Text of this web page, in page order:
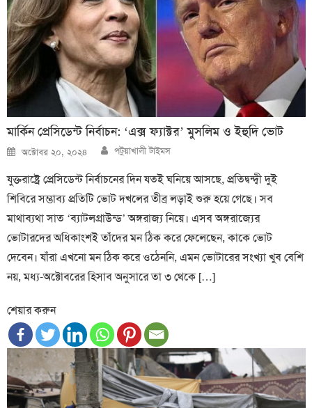
মার্কিন প্রেসিডেন্ট নির্বাচন: ‘এক্স ফ্যাক্টর’ মুসলিম ও ইহুদি ভোট
Posted
on
অক্টোবর ২০, ২০২৪ Author
পটুয়াখালী টাইমস
যুক্তরাষ্ট্রে প্রেসিডেন্ট নির্বাচনের দিন যতই ঘনিয়ে আসছে, প্রতিদ্বন্দ্বী দুই
শিবিরে সম্ভাব্য প্রতিটি ভোট দখলের তীব্র লড়াই শুরু হয়ে গেছে। সব
মাথাব্যথা সাত ‘ব্যাটলগ্রাউন্ড’ অঙ্গরাজ্য নিয়ে। এসব অঙ্গরাজ্যের
ভোটারদের অধিকাংশই তাঁদের মন ঠিক করে ফেলেছেন, কাকে ভোট
দেবেন। যাঁরা এখনো মন ঠিক করে ওঠেননি, এমন ভোটারের সংখ্যা খুব বেশি
নয়, মধ্য-অক্টোবরের হিসাব অনুসারে তা ৩ থেকে […]
শেয়ার করুন